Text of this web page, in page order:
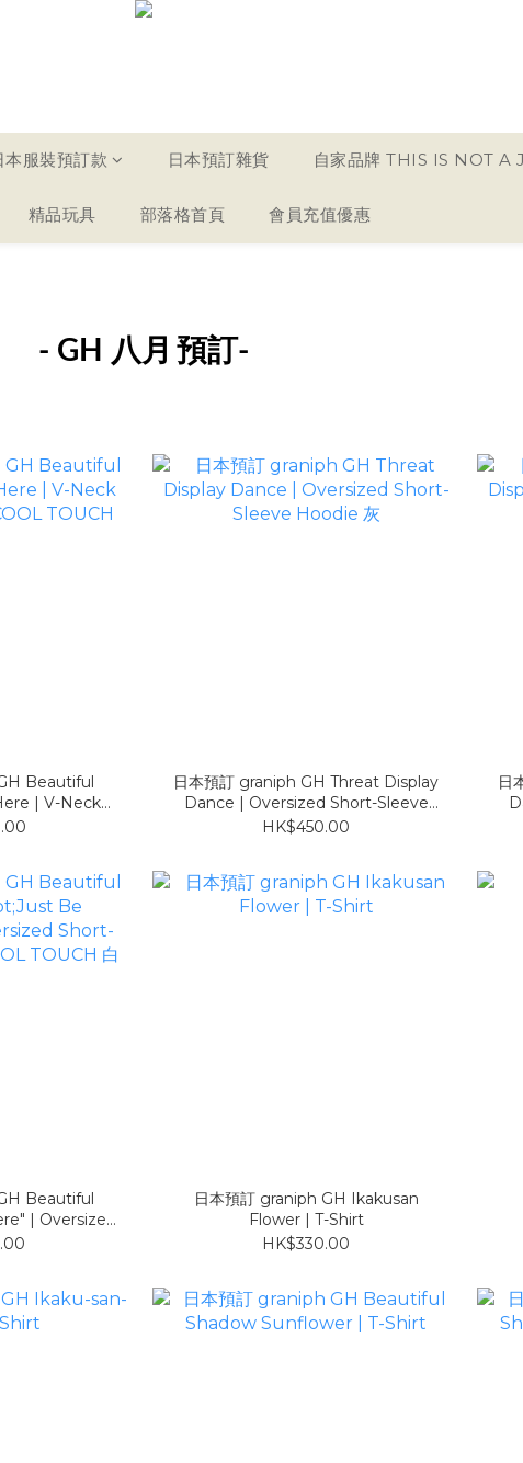
本服裝預訂款 日本預訂雜貨 自家品牌 THIS IS NOT A
精品玩具 部落格首頁 會員充值優惠
- GH 八月 預訂-
Beautiful
| V-Neck
TOUCH
日本預訂 graniph GH Threat Display
Dance | Oversized Short-Sleeve
Hoodie 灰
HK$450.00
日
Beautiful
| Oversized
TOUCH
日本預訂 graniph GH Ikakusan
Flower | T-Shirt
HK$330.00